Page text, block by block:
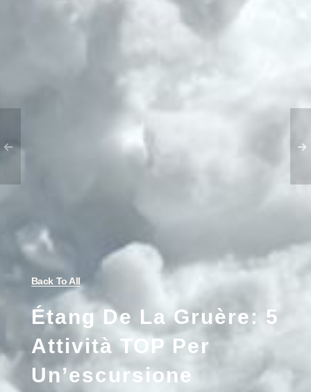
Back To All
Étang De La Gruère: 5
Attività TOP Per
Un’escursione